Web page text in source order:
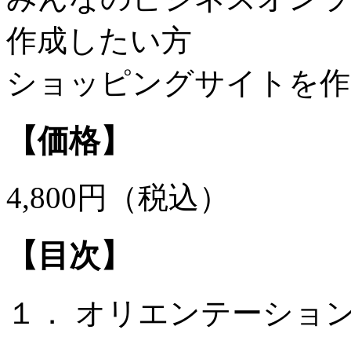
作成したい方
ショッピングサイトを
【価格】
4,800円（税込）
【目次】
１． オリエンテーショ